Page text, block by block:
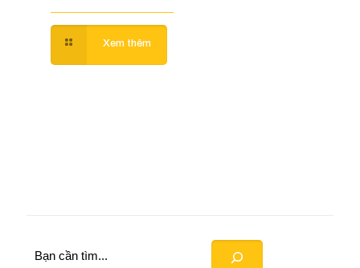
Search